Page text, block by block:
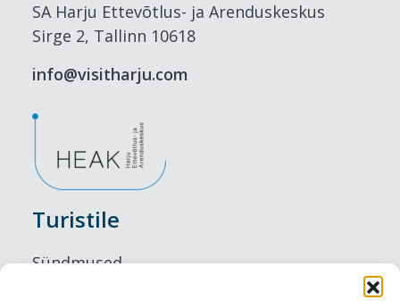
SA Harju Ettevõtlus- ja Arenduskeskus
Sirge 2, Tallinn 10618
info@visitharju.com
Turistile
Sündmused